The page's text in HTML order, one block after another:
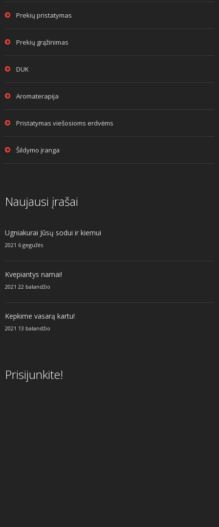
Prekių pristatymas
Prekių grąžinimas
DUK
Aromaterapija
Pristatymas viešosioms erdvėms
Šildymo įranga
Naujausi įrašai
Ugniakurai Jūsų sodui ir kiemui
2021 6 gegužės
Kvepiantys namai!
2021 22 balandžio
Kepkime vasarą kartu!
2021 13 balandžio
Prisijunkite!